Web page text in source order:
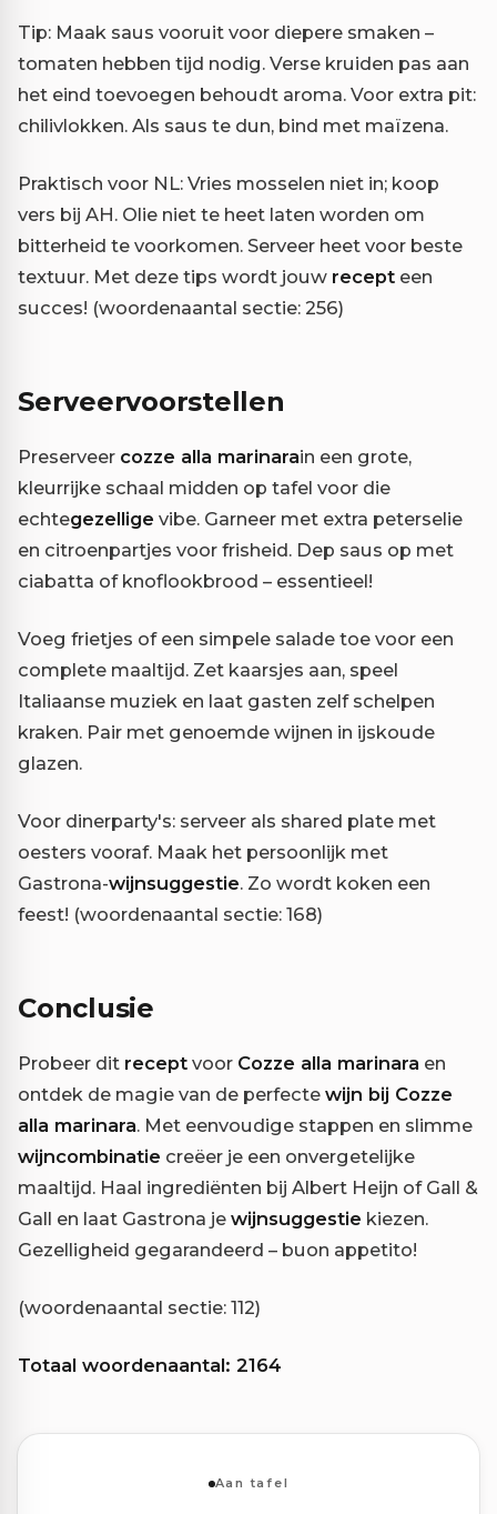
Tip: Maak saus vooruit voor diepere smaken –
tomaten hebben tijd nodig. Verse kruiden pas aan
het eind toevoegen behoudt aroma. Voor extra pit:
chilivlokken. Als saus te dun, bind met maïzena.
Praktisch voor NL: Vries mosselen niet in; koop
vers bij AH. Olie niet te heet laten worden om
bitterheid te voorkomen. Serveer heet voor beste
textuur. Met deze tips wordt jouw recept een
succes! (woordenaantal sectie: 256)
Serveervoorstellen
Preserveer cozze alla marinarain een grote,
kleurrijke schaal midden op tafel voor die
echtegezellige vibe. Garneer met extra peterselie
en citroenpartjes voor frisheid. Dep saus op met
ciabatta of knoflookbrood – essentieel!
Voeg frietjes of een simpele salade toe voor een
complete maaltijd. Zet kaarsjes aan, speel
Italiaanse muziek en laat gasten zelf schelpen
kraken. Pair met genoemde wijnen in ijskoude
glazen.
Voor dinerparty's: serveer als shared plate met
oesters vooraf. Maak het persoonlijk met
Gastrona-wijnsuggestie. Zo wordt koken een
feest! (woordenaantal sectie: 168)
Conclusie
Probeer dit recept voor Cozze alla marinara en
ontdek de magie van de perfecte wijn bij Cozze
alla marinara. Met eenvoudige stappen en slimme
wijncombinatie creëer je een onvergetelijke
maaltijd. Haal ingrediënten bij Albert Heijn of Gall &
Gall en laat Gastrona je wijnsuggestie kiezen.
Gezelligheid gegarandeerd – buon appetito!
(woordenaantal sectie: 112)
Totaal woordenaantal: 2164
Aan tafel